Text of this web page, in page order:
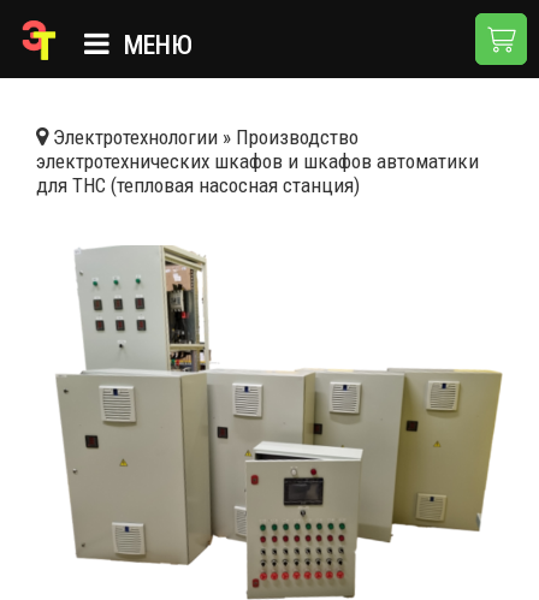
МЕНЮ
КАТАЛОГ
ПРИМЕНЕНИЯ
НОВОСТИ
ДОСТАВКА И ОПЛАТА
КОНТАКТЫ
Электротехнологии » Производство
электротехнических шкафов и шкафов автоматики
для ТНС (тепловая насосная станция)